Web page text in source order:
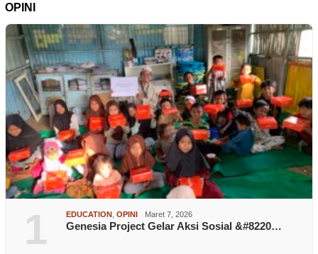
OPINI
1 EDUCATION OPINI Maret 7, 2026
Genesia Project Gelar Aksi Sosial &#8220…